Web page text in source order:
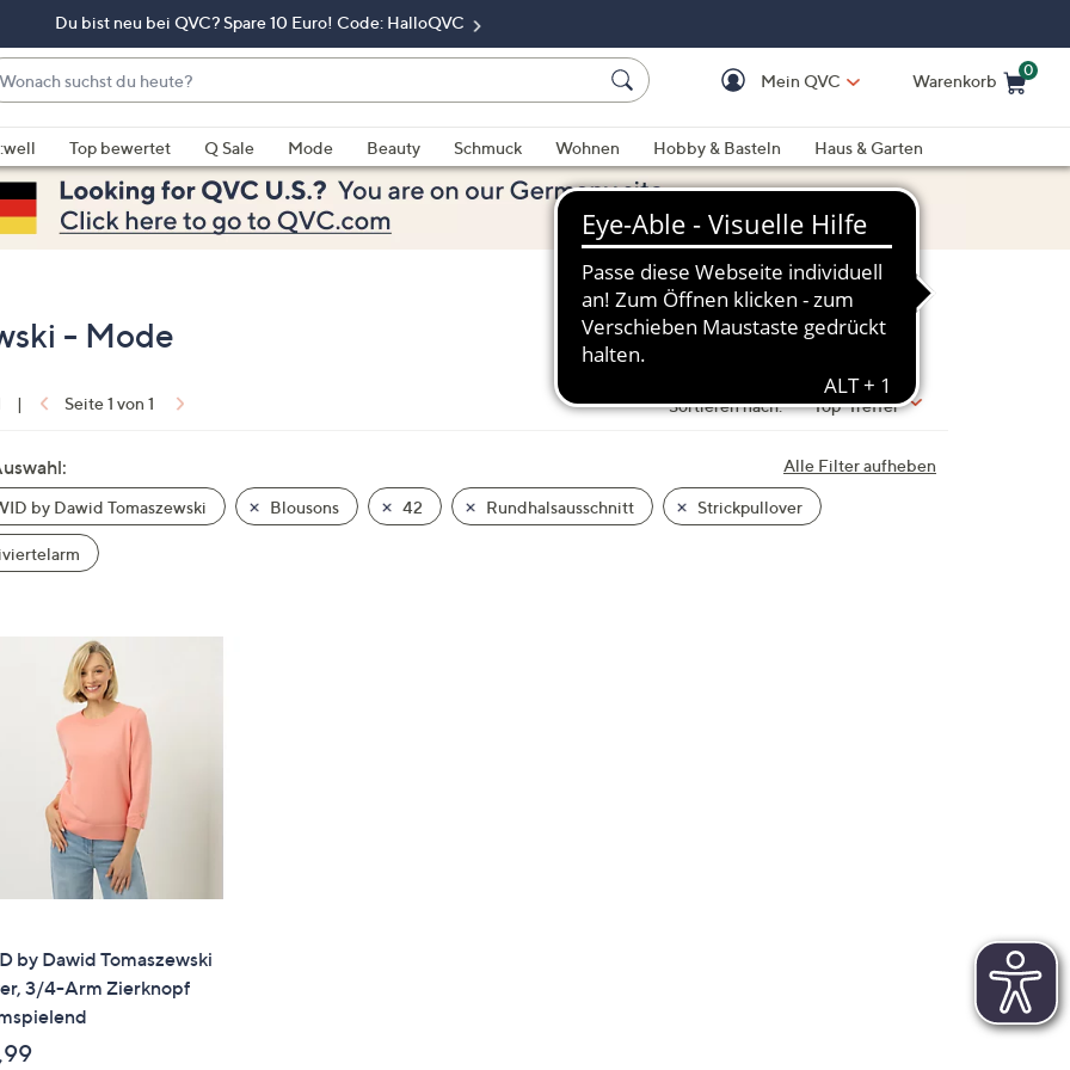
Du bist neu bei QVC? Spare 10 Euro! Code: HalloQVC
Mein QVC Warenkorb
0
Top bewertet Q Sale Mode Beauty Schmuck Wohnen Hobby & Basteln
Haus & Garten
- Mode
| Seite 1 von 1 Sortieren nach: Top-Treffer
Alle Filter aufheben
by Dawid Tomaszewski Blousons 42 Rundhalsausschnitt Strickpullover
by Dawid Tomaszewski
3/4-Arm Zierknopf